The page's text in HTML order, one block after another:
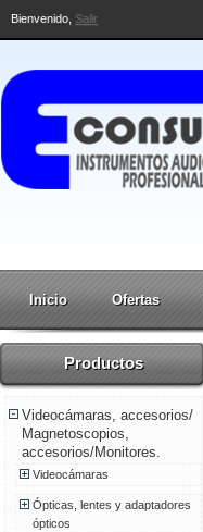
Bienvenido, Salir
Inicio Ofertas
Productos
Videocámaras, accesorios/
Magnetoscopios,
accesorios/Monitores.
Videocámaras
Ópticas, lentes y adaptadores
ópticos